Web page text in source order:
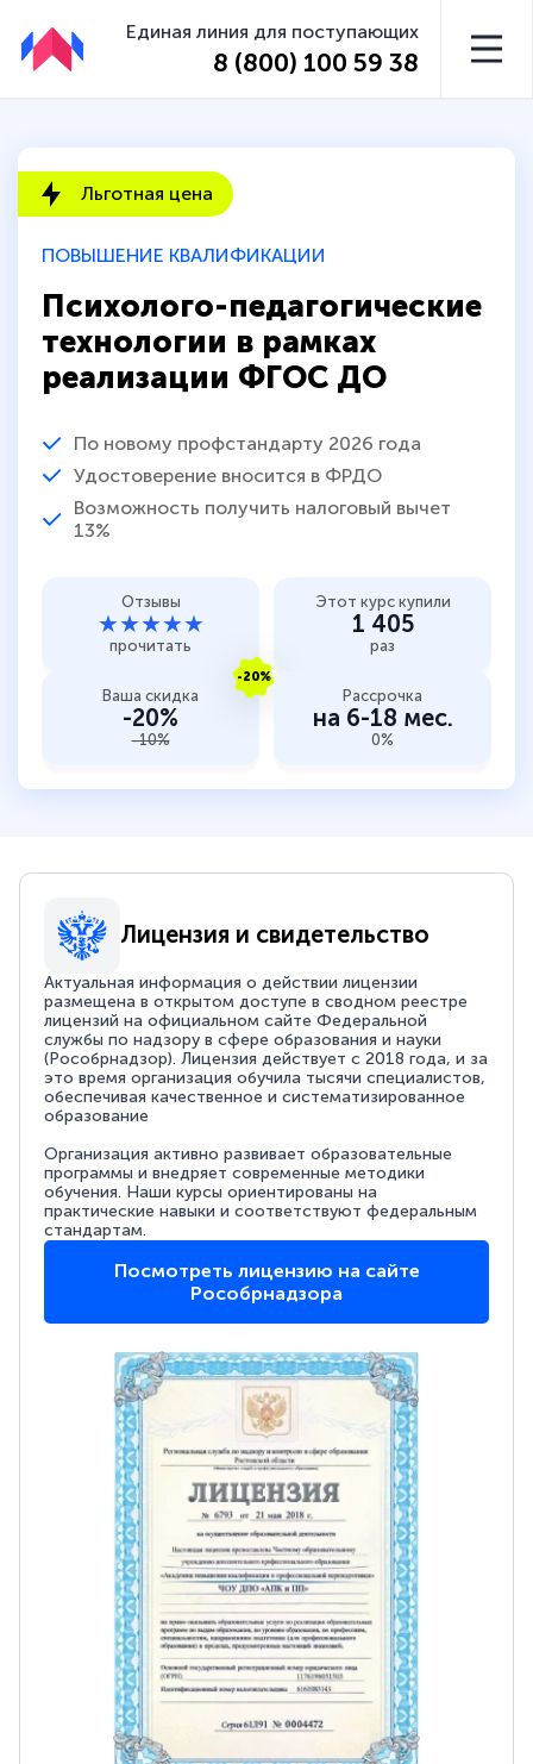
Единая линия для поступающих
8 (800) 100 59 38
ПОВЫШЕНИЕ КВАЛИФИКАЦИИ
Психолого-педагогические
технологии в рамках
реализации ФГОС ДО
По новому профстандарту 2026 года
Удостоверение вносится в ФРДО
Возможность получить налоговый вычет
13%
Льготная цена
Отзывы
★★★★★
прочитать
Этот курс купили
1 405
раз
-20%
Ваша скидка
-20%
-10%
Рассрочка
на 6-18 мес.
0%
Лицензия и свидетельство
Актуальная информация о действии лицензии
размещена в открытом доступе в сводном реестре
лицензий на официальном сайте Федеральной
службы по надзору в сфере образования и науки
(Рособрнадзор). Лицензия действует с 2018 года, и за
это время организация обучила тысячи специалистов,
обеспечивая качественное и систематизированное
образование
Организация активно развивает образовательные
программы и внедряет современные методики
обучения. Наши курсы ориентированы на
практические навыки и соответствуют федеральным
стандартам.
Посмотреть лицензию на сайте
Рособрнадзора